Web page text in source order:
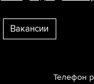
Вакансии
Телефон